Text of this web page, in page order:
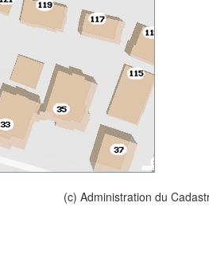
(c) Administration du